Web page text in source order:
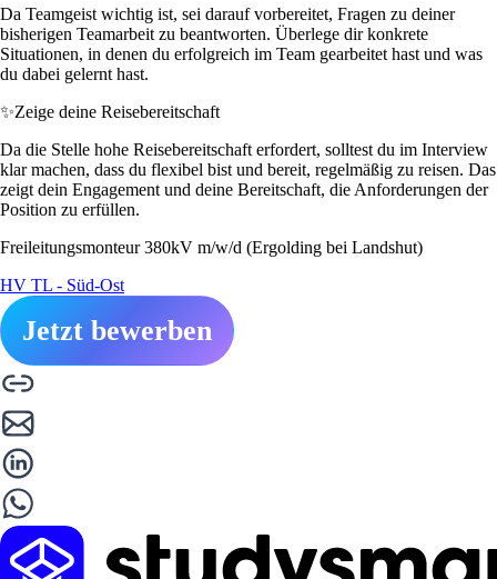
Da Teamgeist wichtig ist, sei darauf vorbereitet, Fragen zu deiner
bisherigen Teamarbeit zu beantworten. Überlege dir konkrete
Situationen, in denen du erfolgreich im Team gearbeitet hast und was
du dabei gelernt hast.
✨Zeige deine Reisebereitschaft
Da die Stelle hohe Reisebereitschaft erfordert, solltest du im Interview
klar machen, dass du flexibel bist und bereit, regelmäßig zu reisen. Das
zeigt dein Engagement und deine Bereitschaft, die Anforderungen der
Position zu erfüllen.
Freileitungsmonteur 380kV m/w/d (Ergolding bei Landshut)
HV TL - Süd-Ost
Jetzt bewerben